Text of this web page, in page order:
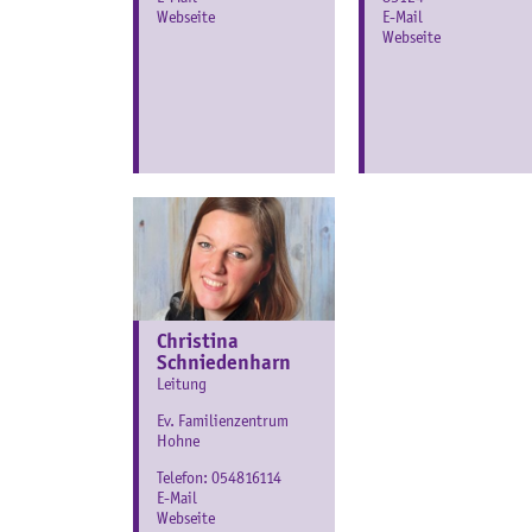
Webseite
E-Mail
Webseite
Christina
Schniedenharn
Leitung
Ev. Familienzentrum
Hohne
Telefon: 054816114
E-Mail
Webseite